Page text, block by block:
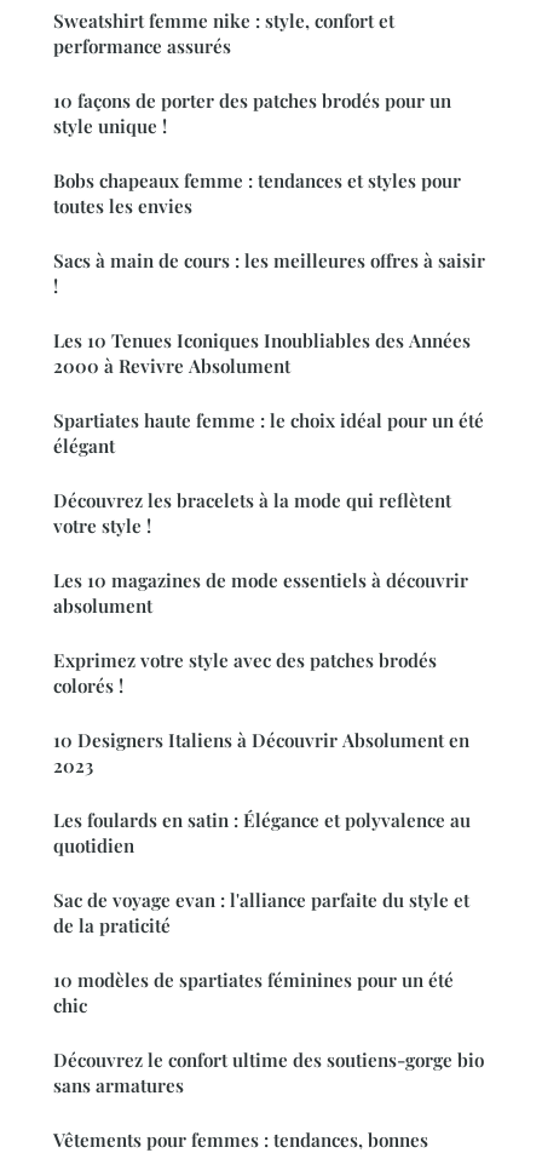
Sweatshirt femme nike : style, confort et
performance assurés
10 façons de porter des patches brodés pour un
style unique !
Bobs chapeaux femme : tendances et styles pour
toutes les envies
Sacs à main de cours : les meilleures offres à saisir
!
Les 10 Tenues Iconiques Inoubliables des Années
2000 à Revivre Absolument
Spartiates haute femme : le choix idéal pour un été
élégant
Découvrez les bracelets à la mode qui reflètent
votre style !
Les 10 magazines de mode essentiels à découvrir
absolument
Exprimez votre style avec des patches brodés
colorés !
10 Designers Italiens à Découvrir Absolument en
2023
Les foulards en satin : Élégance et polyvalence au
quotidien
Sac de voyage evan : l'alliance parfaite du style et
de la praticité
10 modèles de spartiates féminines pour un été
chic
Découvrez le confort ultime des soutiens-gorge bio
sans armatures
Vêtements pour femmes : tendances, bonnes